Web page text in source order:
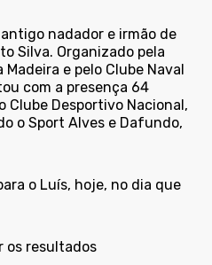
nadador e irmão de
Silva. Organizado pela
e pelo Clube Naval
com a presença 64
Clube Desportivo Nacional,
o Sport Alves e Dafundo,
o Luís, hoje, no dia que
os resultados